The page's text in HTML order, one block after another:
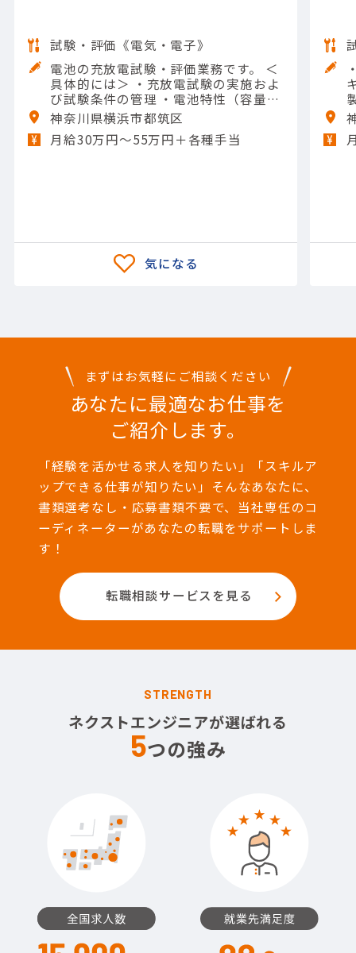
試験・評価《電気・電子》
電池の充放電試験・評価業務です。 ＜
具体的には＞ ・充放電試験の実施およ
び試験条件の管理 ・電池特性（容量・
内部抵抗・サイクル劣化等）の測定お
よび評価 ・試験データの収集・解析お
よび評価報告書作成 ・試験装置の設
神奈川県横浜市都筑区
月給30万円〜55万円＋各種手当
まずはお気軽にご相談ください
あなたに最適なお仕事を
ご紹介します。
「経験を活かせる求人を知りたい」「スキルア
ップできる仕事が知りたい」そんなあなたに、
書類選考なし・応募書類不要で、当社専任のコ
ーディネーターがあなたの転職をサポートしま
す！
転職相談サービスを見る
STRENGTH
ネクストエンジニアが選ばれる
5つの強み